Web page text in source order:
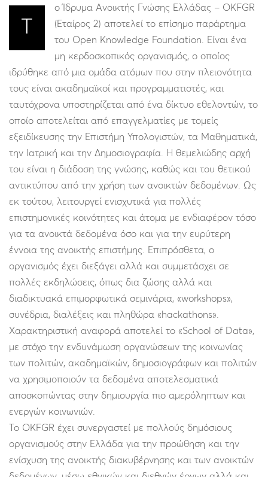
ο Ίδρυμα Ανοικτής Γνώσης Ελλάδας – OKFGR
(Εταίρος 2) αποτελεί το επίσημο παράρτημα
του Open Knowledge Foundation. Είναι ένα
μη κερδοσκοπικός οργανισμός, ο οποίος
ιδρύθηκε από μια ομάδα ατόμων που στην πλειονότητα
τους είναι ακαδημαϊκοί και προγραμματιστές, και
ταυτόχρονα υποστηρίζεται από ένα δίκτυο εθελοντών, το
οποίο αποτελείται από επαγγελματίες με τομείς
εξειδίκευσης την Επιστήμη Υπολογιστών, τα Μαθηματικά,
την Ιατρική και την Δημοσιογραφία. Η θεμελιώδης αρχή
του είναι η διάδοση της γνώσης, καθώς και του θετικού
αντικτύπου από την χρήση των ανοικτών δεδομένων. Ως
εκ τούτου, λειτουργεί ενισχυτικά για πολλές
επιστημονικές κοινότητες και άτομα με ενδιαφέρον τόσο
για τα ανοικτά δεδομένα όσο και για την ευρύτερη
έννοια της ανοικτής επιστήμης. Επιπρόσθετα, ο
οργανισμός έχει διεξάγει αλλά και συμμετάσχει σε
πολλές εκδηλώσεις, όπως δια ζώσης αλλά και
διαδικτυακά επιμορφωτικά σεμινάρια, «workshops»,
συνέδρια, διαλέξεις και πληθώρα «hackathons».
Χαρακτηριστική αναφορά αποτελεί το «School of Data»,
με στόχο την ενδυνάμωση οργανώσεων της κοινωνίας
των πολιτών, ακαδημαϊκών, δημοσιογράφων και πολιτών
να χρησιμοποιούν τα δεδομένα αποτελεσματικά
αποσκοπώντας στην δημιουργία πιο αμερόληπτων και
ενεργών κοινωνιών.
Το OKFGR έχει συνεργαστεί με πολλούς δημόσιους
οργανισμούς στην Ελλάδα για την προώθηση και την
ενίσχυση της ανοικτής διακυβέρνησης και των ανοικτών